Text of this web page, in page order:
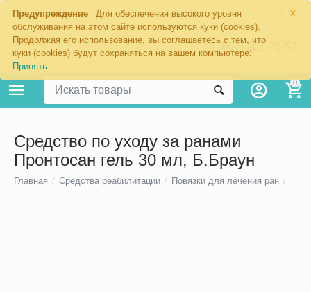
×
Предупреждение
Для обеспечения высокого уровня
обслуживания на этом сайте используются куки (cookies).
Продолжая его использование, вы соглашаетесь с тем, что
куки (cookies) будут сохраняться на вашем компьютере:
Принять
8 (800) 201-70-57
0
Средство по уходу за ранами
Пронтосан гель 30 мл, Б.Браун
Главная / Средства реабилитации / Повязки для лечения ран /